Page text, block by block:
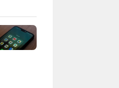
potichu vybíjí baterii